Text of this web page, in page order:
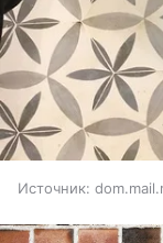
Источник: